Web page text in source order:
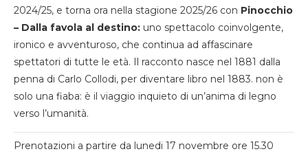
2024/25, e torna ora nella stagione 2025/26 con Pinocchio
– Dalla favola al destino: uno spettacolo coinvolgente,
ironico e avventuroso, che continua ad affascinare
spettatori di tutte le età. Il racconto nasce nel 1881 dalla
penna di Carlo Collodi, per diventare libro nel 1883. non è
solo una fiaba: è il viaggio inquieto di un’anima di legno
verso l’umanità.
Prenotazioni a partire da lunedi 17 novembre ore 15.30